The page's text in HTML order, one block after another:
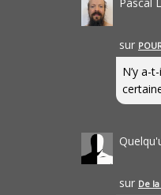
sur
N’y a-
sur De